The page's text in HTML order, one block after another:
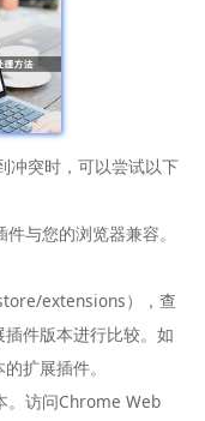
冲突时，可以尝试以下
与您的浏览器兼容。
extensions），查
件版本进行比较。如
扩展插件。
。访问Chrome Web